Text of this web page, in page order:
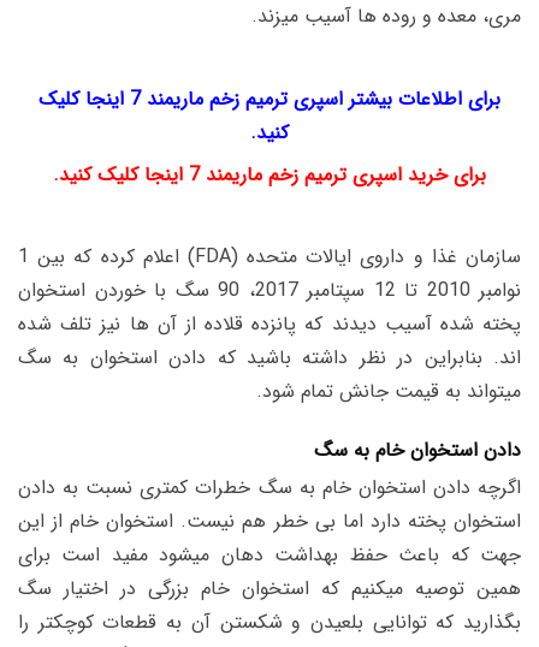
مری، معده و روده ها آسیب میزند.
برای اطلاعات بیشتر اسپری ترمیم زخم ماریمند 7 اینجا کلیک
کنید.
برای خرید اسپری ترمیم زخم ماریمند 7 اینجا کلیک کنید.
سازمان غذا و داروی ایالات متحده (FDA) اعلام کرده که بین 1
نوامبر 2010 تا 12 سپتامبر 2017، 90 سگ با خوردن استخوان
پخته شده آسیب دیدند که پانزده قلاده از آن ها نیز تلف شده
اند. بنابراین در نظر داشته باشید که دادن استخوان به سگ
میتواند به قیمت جانش تمام شود.
دادن استخوان خام به سگ
اگرچه دادن استخوان خام به سگ خطرات کمتری نسبت به دادن
استخوان پخته دارد اما بی خطر هم نیست. استخوان خام از این
جهت که باعث حفظ بهداشت دهان میشود مفید است برای
همین توصیه میکنیم که استخوان خام بزرگی در اختیار سگ
بگذارید که توانایی بلعیدن و شکستن آن به قطعات کوچکتر را